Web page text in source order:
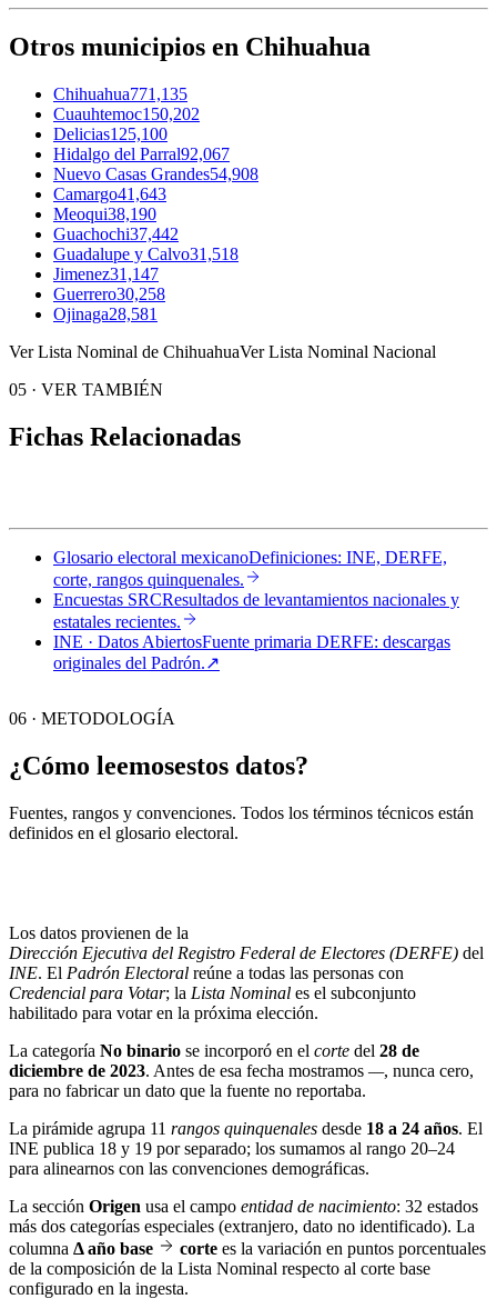
Otros municipios en Chihuahua
Chihuahua771,135
Cuauhtemoc150,202
Delicias125,100
Hidalgo del Parral92,067
Nuevo Casas Grandes54,908
Camargo41,643
Meoqui38,190
Guachochi37,442
Guadalupe y Calvo31,518
Jimenez31,147
Guerrero30,258
Ojinaga28,581
Ver Lista Nominal de ChihuahuaVer Lista Nominal Nacional
05 · VER TAMBIÉN
Fichas Relacionadas
Glosario electoral mexicanoDefiniciones: INE, DERFE,
corte, rangos quinquenales.
Encuestas SRCResultados de levantamientos nacionales y
estatales recientes.
INE · Datos AbiertosFuente primaria DERFE: descargas
originales del Padrón.↗︎
06 · METODOLOGÍA
¿Cómo leemosestos datos?
Fuentes, rangos y convenciones. Todos los términos técnicos están
definidos en el glosario electoral.
Los datos provienen de la
Dirección Ejecutiva del Registro Federal de Electores (DERFE) del
INE. El Padrón Electoral reúne a todas las personas con
Credencial para Votar; la Lista Nominal es el subconjunto
habilitado para votar en la próxima elección.
La categoría No binario se incorporó en el corte del 28 de
diciembre de 2023. Antes de esa fecha mostramos —, nunca cero,
para no fabricar un dato que la fuente no reportaba.
La pirámide agrupa 11 rangos quinquenales desde 18 a 24 años. El
INE publica 18 y 19 por separado; los sumamos al rango 20–24
para alinearnos con las convenciones demográficas.
La sección Origen usa el campo entidad de nacimiento: 32 estados
más dos categorías especiales (extranjero, dato no identificado). La
columna Δ año base corte es la variación en puntos porcentuales
de la composición de la Lista Nominal respecto al corte base
configurado en la ingesta.